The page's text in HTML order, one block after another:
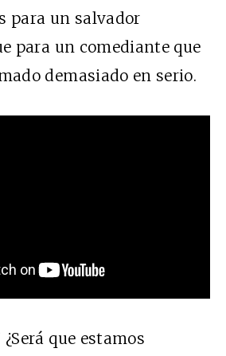
para un salvador
para un comediante que
demasiado en serio.
¿Será que estamos